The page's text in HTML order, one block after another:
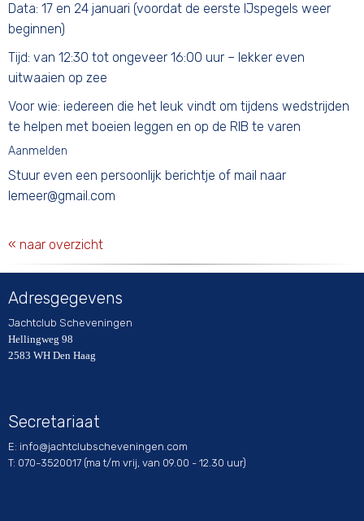
Data: 17 en 24 januari (voordat de eerste IJspegels weer
beginnen)
Tijd: van 12:30 tot ongeveer 16:00 uur – lekker even
uitwaaien op zee
Voor wie: iedereen die het leuk vindt om tijdens wedstrijden
te helpen met boeien leggen en op de RIB te varen
Aanmelden
Stuur even een persoonlijk berichtje of mail naar
reemel@gmail.com
« naar overzicht
Adresgegevens
Jachtclub Scheveningen
Hellingweg 98
2583 WH Den Haag
Secretariaat
E: ofni@jachtclubscheveningen.com
T: 070-3520017 (ma t/m vrij, van 09.00 - 12.30 uur)